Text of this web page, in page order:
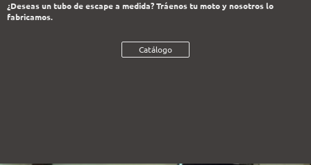
¿Deseas un tubo de escape a medida? Tráenos tu moto y nosotros lo
fabricamos.
Catálogo